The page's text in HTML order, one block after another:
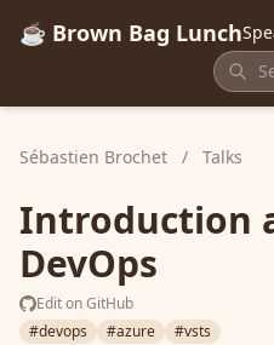
☕ Brown Bag Lunch
Sébastien Brochet / Talks
Introduction
DevOps
Edit on GitHub
#devops
#azure #vsts